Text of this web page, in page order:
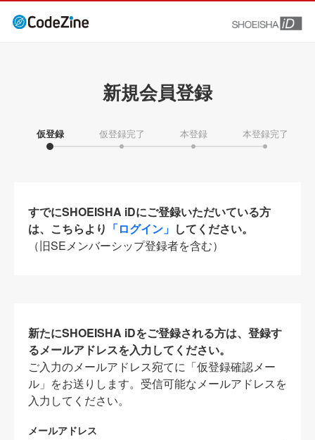
新規会員登録
仮登録 仮登録完了 本登録 本登録完了
すでにSHOEISHA iDにご登録いただいている方
は、こちらより 「ログイン」 してください。
（旧SEメンバーシップ登録者を含む）
新たにSHOEISHA iDをご登録される方は、登録す
るメールアドレスを入力してください。
ご入力のメールアドレス宛てに「仮登録確認メー
ル」をお送りします。受信可能なメールアドレスを
入力してください。
メールアドレス